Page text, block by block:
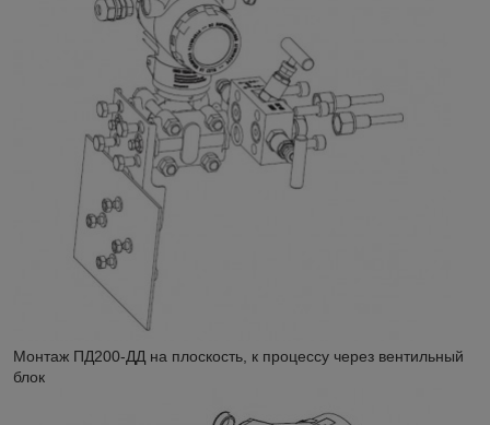
Монтаж ПД200-ДД на плоскость, к процессу через вентильный
блок